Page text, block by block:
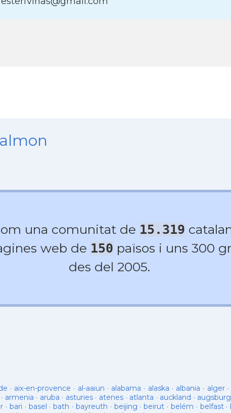
una comunitat de 15.319
web de 150 països i uns 300
des del 2005.
· aix-en-provence · al-aaiun · alabama · alaska · albania · alger·
· armenia · aruba · asturies· atenes · atlanta · auckland · augsburg
· bari · basel ·bath · bayreuth · beijing ·beirut · belém · belfast·